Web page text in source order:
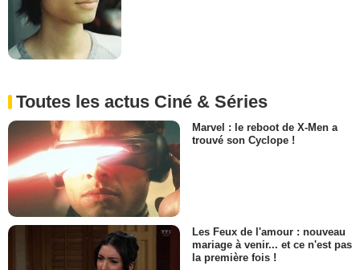
Toutes les actus Ciné & Séries
Marvel : le reboot de X-Men a
trouvé son Cyclope !
Les Feux de l'amour : nouveau
mariage à venir... et ce n'est pas
la première fois !